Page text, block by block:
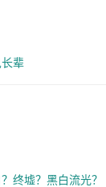
辈
终墟？黑白流光？